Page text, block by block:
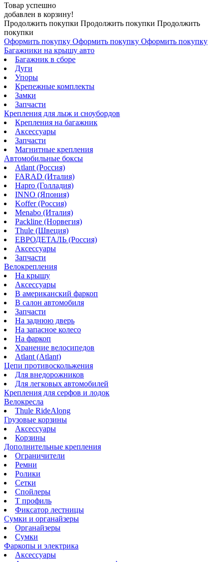
Товар успешно
добавлен в корзину!
Продолжить покупки Продолжить покупки Продолжить
покупки
Оформить покупку Оформить покупку Оформить покупку
Багажники на крышу авто
Багажник в сборе
Дуги
Упоры
Крепежные комплекты
Замки
Запчасти
Крепления для лыж и сноубордов
Крепления на багажник
Аксессуары
Запчасти
Магнитные крепления
Автомобильные боксы
Atlant (Россия)
FARAD (Италия)
Hapro (Голладия)
INNO (Япония)
Koffer (Россия)
Menabo (Италия)
Packline (Норвегия)
Thule (Швеция)
ЕВРОДЕТАЛЬ (Россия)
Аксессуары
Запчасти
Велокрепления
На крышу
Аксессуары
В американский фаркоп
В салон автомобиля
Запчасти
На заднюю дверь
На запасное колесо
На фаркоп
Хранение велосипедов
Atlant (Atlant)
Цепи противоскольжения
Для внедорожников
Для легковых автомобилей
Крепления для серфов и лодок
Велокресла
Thule RideAlong
Грузовые корзины
Аксессуары
Корзины
Дополнительные крепления
Ограничители
Ремни
Ролики
Сетки
Спойлеры
Т профиль
Фиксатор лестницы
Сумки и органайзеры
Органайзеры
Сумки
Фаркопы и электрика
Аксессуары